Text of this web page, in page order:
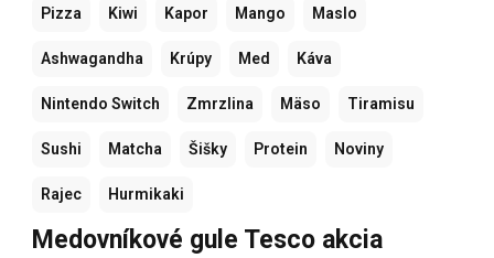
Pizza Kiwi Kapor Mango Maslo
Ashwagandha Krúpy Med Káva
Nintendo Switch Zmrzlina Mäso Tiramisu
Sushi Matcha Šišky Protein Noviny
Rajec Hurmikaki
Medovníkové gule Tesco akcia